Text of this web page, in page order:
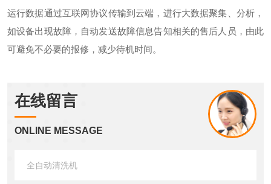
运行数据通过互联网协议传输到云端，进行大数据聚集、分析，
如设备出现故障，自动发送故障信息告知相关的售后人员，由此
可避免不必要的报修，减少待机时间。
在线留言
ONLINE MESSAGE